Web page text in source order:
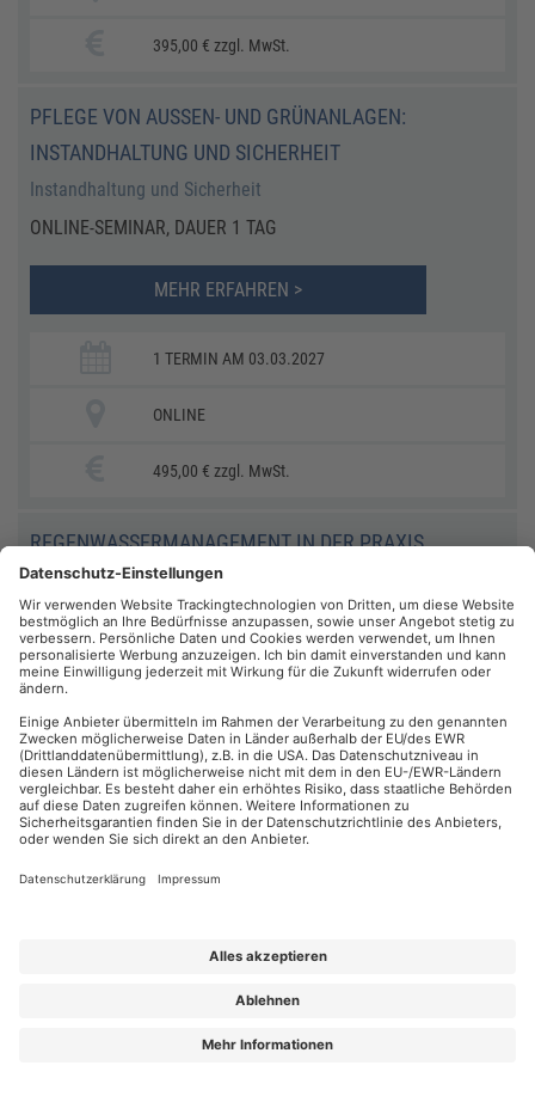
395,00 € zzgl. MwSt.
PFLEGE VON AUSSEN- UND GRÜNANLAGEN: I
NSTANDHALTUNG UND SICHERHEIT
Instandhaltung und Sicherheit
ONLINE-SEMINAR, DAUER 1 TAG
MEHR ERFAHREN >
1 TERMIN AM 03.03.2027
ONLINE
495,00 € zzgl. MwSt.
REGENWASSERMANAGEMENT IN DER PRAXIS
Wirksame Methoden für den Umgang mit Starkregen
ONLINE-LIVE-SEMINAR, DAUER 2 TAGE
MEHR ERFAHREN >
6 TERMINE AB 09.09.2026
ONLINE
Richtlinien, Sanierung & nachhaltiger Schutz
ONLINE-LIVE-SEMINAR, DAUER 2 STUNDEN